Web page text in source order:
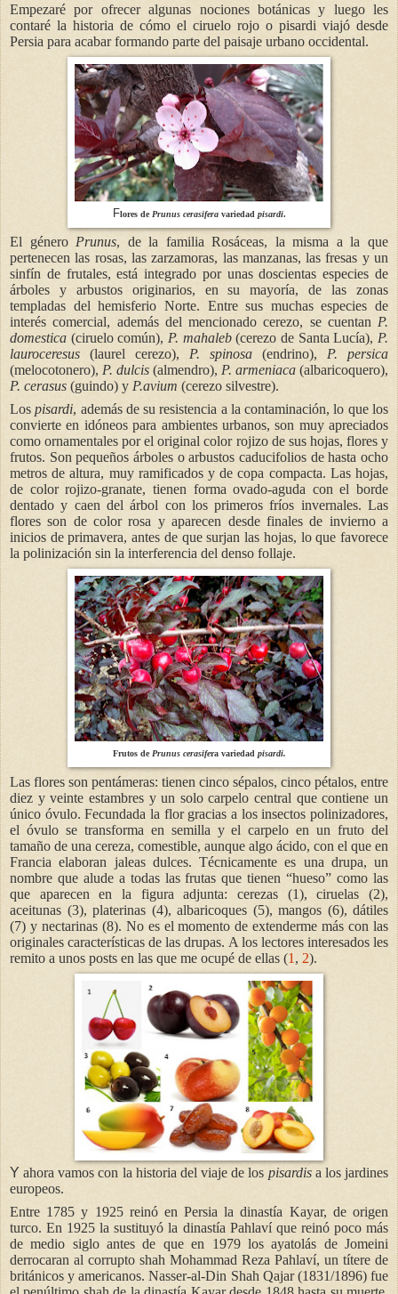
Empezaré por ofrecer algunas nociones botánicas y luego les
contaré la historia de cómo el ciruelo rojo o pisardi viajó desde
Persia para acabar formando parte del paisaje urbano occidental.
Flores de Prunus cerasifera variedad pisardi.
El géneroPrunus, de la familia Rosáceas, la misma a la que
pertenecen las rosas, las zarzamoras, las manzanas, las fresas y un
sinfín de frutales, está integrado por unas doscientas especies de
árboles y arbustos originarios, en su mayoría, de las zonas
templadas del hemisferio Norte. Entre sus muchas especies de
interés comercial, además del mencionado cerezo, se cuentan P.
domestica (ciruelo común), P. mahaleb(cerezo de Santa Lucía),P.
lauroceresus (laurel cerezo), P. spinosa (endrino), P. persica
(melocotonero), P. dulcis (almendro), P. armeniaca (albaricoquero),
P. cerasus (guindo) y P.avium (cerezo silvestre).
Lospisardi, además de su resistencia a la contaminación, lo que los
convierte en idóneos para ambientes urbanos, son muy apreciados
como ornamentales por el original color rojizo de sus hojas, flores y
frutos. Son pequeños árboles o arbustos caducifolios de hasta ocho
metros de altura, muy ramificados y de copa compacta. Las hojas,
de color rojizo-granate, tienen forma ovado-aguda con el borde
dentado y caen del árbol con los primeros fríos invernales. Las
flores son de color rosa y aparecen desde finales de invierno a
inicios de primavera, antes de que surjan las hojas, lo que favorece
la polinización sin la interferencia del denso follaje.
Frutos de Prunus cerasifera variedad pisardi.
Las flores son pentámeras: tienen cinco sépalos, cinco pétalos, entre
diez y veinte estambres y un solo carpelo central que contiene un
único óvulo. Fecundada la flor gracias a los insectos polinizadores,
el óvulo se transforma en semilla y el carpelo en un fruto del
tamaño de una cereza, comestible, aunque algo ácido, con el que en
Francia elaboran jaleas dulces. Técnicamente es una drupa, un
nombre que alude a todas las frutas que tienen “hueso” como las
que aparecen en la figura adjunta: cerezas (1), ciruelas (2),
aceitunas (3), platerinas (4), albaricoques (5), mangos (6), dátiles
(7) y nectarinas (8). No es el momento de extenderme más con las
originales características de las drupas. A los lectores interesados les
remito a unos posts en las que me ocupé de ellas (1 , 2).
Y ahora vamos con la historia del viaje de los pisardisa los jardines
europeos.
Entre 1785 y 1925 reinó en Persia la dinastía Kayar, de origen
turco. En 1925 la sustituyó la dinastía Pahlaví que reinó poco más
de medio siglo antes de que en 1979 los ayatolás de Jomeini
derrocaran al corrupto shah Mohammad Reza Pahlaví, un títere de
británicos y americanos. Nasser-al-Din Shah Qajar (1831/1896) fue